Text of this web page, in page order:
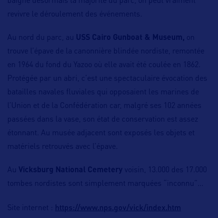
revivre le déroulement des événements.
Au nord du parc, au USS Cairo Gunboat & Museum, on
trouve l’épave de la canonnière blindée nordiste, remontée
en 1964 du fond du Yazoo où elle avait été coulée en 1862.
Protégée par un abri, c’est une spectaculaire évocation des
batailles navales fluviales qui opposaient les marines de
l’Union et de la Confédération car, malgré ses 102 années
passées dans la vase, son état de conservation est assez
étonnant. Au musée adjacent sont exposés les objets et
matériels retrouvés avec l’épave.
Au Vicksburg National Cemetery voisin, 13.000 des 17.000
tombes nordistes sont simplement marquées “inconnu”…
Site internet : https://www.nps.gov/vick/index.htm